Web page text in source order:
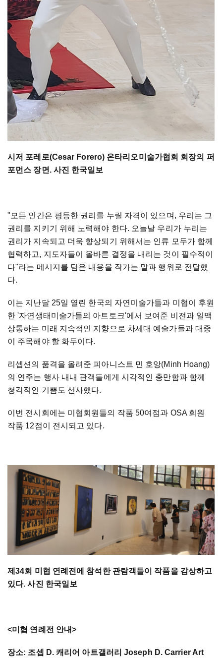
시저 포레로(Cesar Forero) 온타리오미술가협회 회장의 퍼
포먼스 장면. 사진 한국일보
"모든 인간은 평등한 권리를 누릴 자격이 있으며, 우리는 그
권리를 지키기 위해 노력해야 한다. 오늘날 우리가 누리는
권리가 지속되고 더욱 향상되기 위해서는 인류 모두가 함께
협력하고, 지도자들이 올바른 결정을 내리는 것이 필수적이
다"라는 메시지를 담은 내용을 작가는 말과 행위로 전달했
다.
이는 지난달 25일 열린 한국의 자연미술가들과 미협이 후원
한 '자연생태미술가들의 아트토크'에서 보여준 비전과 일맥
상통하는 미래 지속적인 지향으로 차세대 예술가들과 대중
이 주목해야 할 화두이다.
리셉션의 품격을 올려준 피아니스트 민 호앙(Minh Hoang)
의 연주는 행사 내내 관객들에게 시각적인 충만함과 함께
청각적인 기쁨도 선사했다.
이번 전시회에는 미협회원들의 작품 50여점과 OSA 회원
작품 12점이 전시되고 있다.
제34회 미협 연례전에 참석한 관람객들이 작품을 감상하고
있다. 사진 한국일보
<미협 연례전 안내>
장소: 조셉 D. 캐리어 아트갤러리 Joseph D. Carrier Art